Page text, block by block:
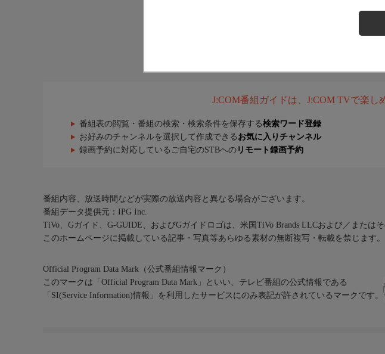
J:COM番組ガイドは、J:COM TVで楽し
番組表の閲覧・番組の検索・検索条件を保存する検索ワード登録
お好みのチャンネルを選択して作成できる お気に入りチャンネル
録画予約に対応しているご自宅のSTBへの リモート録画予約
番組内容、放送時間などが実際の放送内容と異なる場合がございます。
番組データ提供元：IPG Inc.
TiVo、Gガイド、G-GUIDE、およびGガイドロゴは、米国TiVo Brands LLCおよび／または
このホームページに掲載している記事・写真等あらゆる素材の無断複写・転載を禁じます。
Official Program Data Mark（公式番組情報マーク）
このマークは「Official Program Data Mark」といい、テレビ番組の公式情報である
「SI(Service Information)情報」を利用したサービスにのみ表記が許されているマークです。